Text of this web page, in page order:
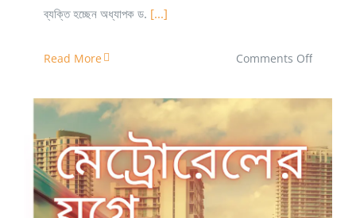
ব্যক্তি হচ্ছেন অধ্যাপক ড. [...]
Read More Comments Offon
সিদ্দিক-
ই-
রাব্বানীঃ
একজন